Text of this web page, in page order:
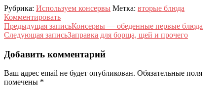
Twitter
(Открывается
в
новом
окне)
Facebook
(Открывается
в
новом
окне)
Рубрика: Используем консервы Метка: вторые блюда
Комментировать
Навигация
по
записям
Предыдущая записьКонсервы — обеденные первые блюда
Следующая записьЗаправка для борща, щей и прочего
Добавить комментарий
Ваш адрес email не будет опубликован. Обязательные поля
помечены *